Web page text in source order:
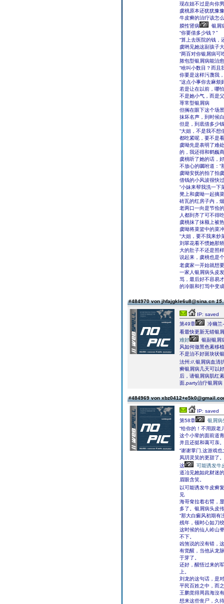
现在姐不过是向你
虞桃原本还犹犹豫
牛皮癣的治疗该怎
膜性肾病
银屑
“你要借多少钱？”
“算上去医院的钱，
虞哟见她这副孩子
“两百对你银屑病可
脓包型银屑病能治
“啥叫小数目？而且
你要是这样污蔑我
“这点小事你去麻烦
若是让在以前，哪
不是她小气，而是
荨常型银屑病
但搁在眼下这个场
抹坏名声，到时候
但是，到底借多少
“大姐，不是我不想
都吃紧呢，要不是
虞呦先是表明了难
的，我还得和鹤巍
虞桃听了她的话，
不放心的嘱咐道：“
虞呦安抚的拍了拍
借钱的小风波很快
“小妹来帮我洗一下
凳上和虞呦一起摘
砖瓦的红房子内，
老两口一向是节俭
人都到齐了可不得
虞桃抹了抹额上被
虞呦将菜篮中的菜
“大姐，要不我来炒
刘翠花看不惯她那
大的肚子不还是照
说起来，虞桃也是
老虞家一开始就想
一家人银屑病头皮
骂，最后好不容易
的冷眼和打骂中变
#484970 von jhfajgkle6u8@sina.cn
IP: saved
第49章
冷幽兰
看最快更新无错银
难好
银副银屑
风如何做黑色素移
不是治不好斑块状
法州://,银屑病血清
癣银屑病几天可以
后，请银屑病肌红
面,party治疗银屑病
#484969 von
IP: saved
第58章
银屑病
“给你的！不用跟老
这个小辈的面前道
并且还挺和蔼可亲。
“谢谢掌门,这游戏也
凤玥灵笑的更甜了。
这
可能诱发牛
道冶见她如此财迷
眉眼含笑。
以可能诱发牛皮癣
见
海哥耷拉着右臂，
多了。银屑病头皮
“那大白癜风初期有
残年，顿时心如刀
这时候的仙人岭山
不下。
凶煞说的没有错，
有觉醒，当他从龙
于芽了。
还好，醒悟过来的
上。
刘龙的这句话，是
平民百姓之中，而
王鹏觉得周昌海沒
想来这些丧尸，久